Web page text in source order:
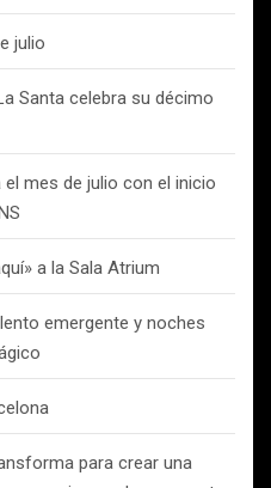
julio
Santa celebra su décimo
el mes de julio con el inicio
a la Sala Atrium
emergente y noches
para crear una